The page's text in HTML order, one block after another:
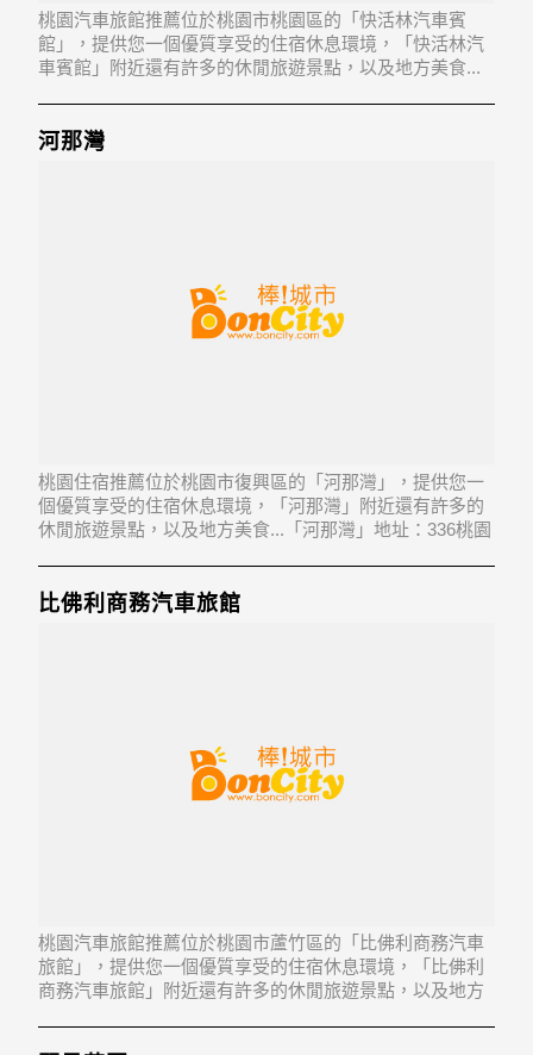
桃園汽車旅館推薦位於桃園市桃園區的「快活林汽車賓
館」，提供您一個優質享受的住宿休息環境，「快活林汽
車賓館」附近還有許多的休閒旅遊景點，以及地方美食...
河那灣
桃園住宿推薦位於桃園市復興區的「河那灣」，提供您一
個優質享受的住宿休息環境，「河那灣」附近還有許多的
休閒旅遊景點，以及地方美食...「河那灣」地址：336桃園
比佛利商務汽車旅館
桃園汽車旅館推薦位於桃園市蘆竹區的「比佛利商務汽車
旅館」，提供您一個優質享受的住宿休息環境，「比佛利
商務汽車旅館」附近還有許多的休閒旅遊景點，以及地方